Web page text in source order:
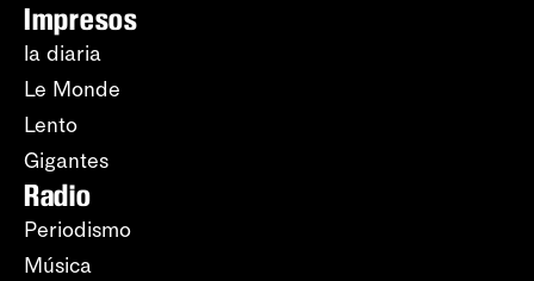
Impresos
la diaria
Le Monde
Lento
Gigantes
Radio
Periodismo
Música